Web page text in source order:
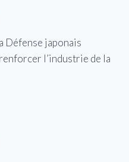
Défense japonais
l’industrie de la